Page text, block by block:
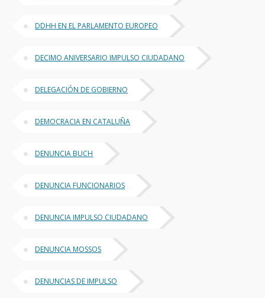
DDHH EN EL PARLAMENTO EUROPEO
DECIMO ANIVERSARIO IMPULSO CIUDADANO
DELEGACIÓN DE GOBIERNO
DEMOCRACIA EN CATALUÑA
DENUNCIA BUCH
DENUNCIA FUNCIONARIOS
DENUNCIA IMPULSO CIUDADANO
DENUNCIA MOSSOS
DENUNCIAS DE IMPULSO